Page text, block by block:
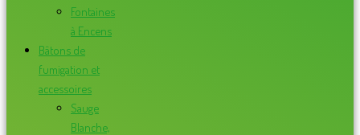
Fontaines
à Encens
Bâtons de
fumigation et
accessoires
Sauge
Blanche,